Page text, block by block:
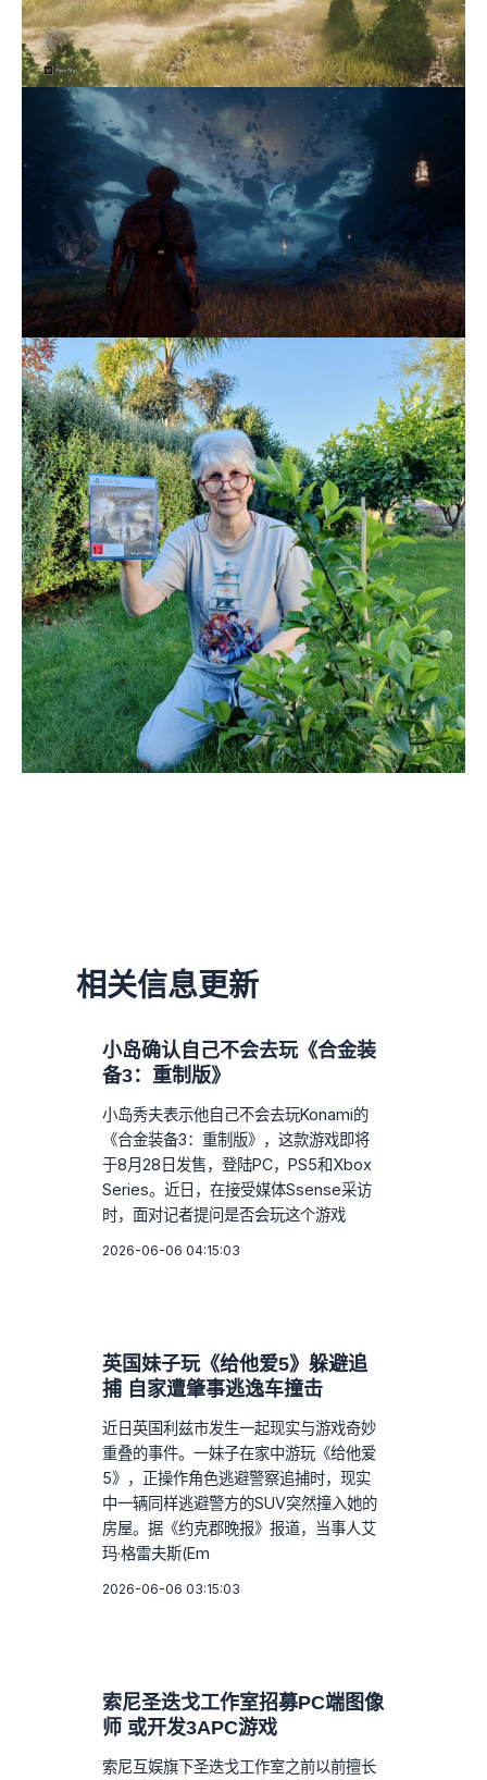
相关信息更新
小岛确认自己不会去玩《合金装
备3：重制版》
小岛秀夫表示他自己不会去玩Konami的
《合金装备3：重制版》，这款游戏即将
于8月28日发售，登陆PC，PS5和Xbox
Series。近日，在接受媒体Ssense采访
时，面对记者提问是否会玩这个游戏
2026-06-06 04:15:03
英国妹子玩《给他爱5》躲避追
捕 自家遭肇事逃逸车撞击
近日英国利兹市发生一起现实与游戏奇妙
重叠的事件。一妹子在家中游玩《给他爱
5》，正操作角色逃避警察追捕时，现实
中一辆同样逃避警方的SUV突然撞入她的
房屋。据《约克郡晚报》报道，当事人艾
玛·格雷夫斯(Em
2026-06-06 03:15:03
索尼圣迭戈工作室招募PC端图像
师 或开发3APC游戏
索尼互娱旗下圣迭戈工作室之前以前擅长